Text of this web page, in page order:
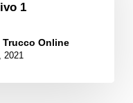
1
Trucco Online
2021